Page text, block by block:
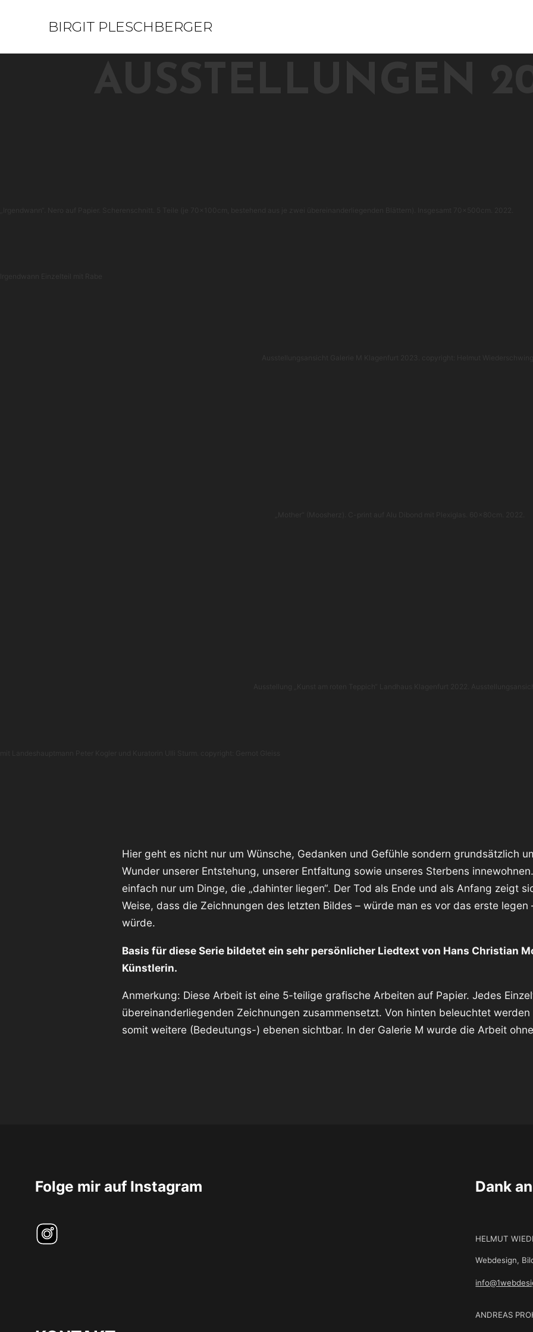
BIRGIT PLESCHBERGER
Hier geht es nicht nur um Wünsche, Gedanken und Gefühle sondern grundsätzlich
Wunder unserer Entstehung, unserer Entfaltung sowie unseres Sterbens
einfach nur um Dinge, die „dahinter liegen“. Der Tod als Ende und als Anfang zeigt
Weise, dass die Zeichnungen des letzten Bildes – würde man es vor das erste
würde.
Basis für diese Serie bildetet ein sehr persönlicher Liedtext von Hans Christian
Künstlerin.
Anmerkung: Diese Arbeit ist eine 5-teilige grafische Arbeiten auf Papier. Jedes
übereinanderliegenden Zeichnungen zusammensetzt. Von hinten beleuchtet
somit weitere (Bedeutungs-) ebenen sichtbar. In der Galerie M wurde die Arbeit
Folge mir auf Instagram Dank
HELMUT
Webdesign,
ANDREAS